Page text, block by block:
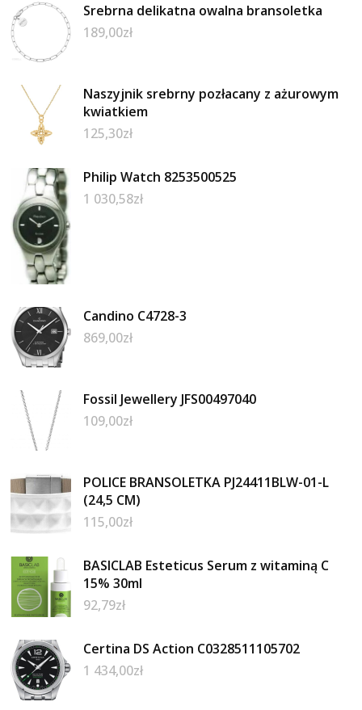
Srebrna delikatna owalna bransoletka
189,00zł
Naszyjnik srebrny pozłacany z ażurowym
kwiatkiem
125,30zł
Philip Watch 8253500525
1 030,58zł
Candino C4728-3
869,00zł
Fossil Jewellery JFS00497040
109,00zł
POLICE BRANSOLETKA PJ24411BLW-01-L
(24,5 CM)
115,00zł
BASICLAB Esteticus Serum z witaminą C
15% 30ml
92,79zł
Certina DS Action C0328511105702
1 434,00zł